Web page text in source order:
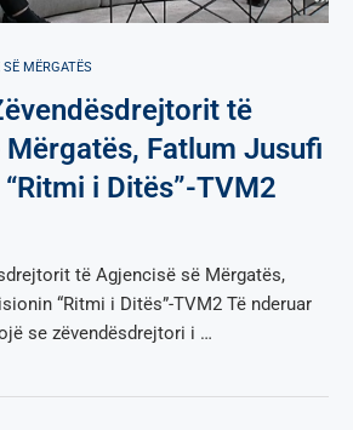
МËRGATËS
të
Fatlum Jusufi
i Ditës”-TVM2
të Agjencisë së Mërgatës,
“Ritmi i Ditës”-TVM2 Të nderuar
se zëvendësdrejtori i …